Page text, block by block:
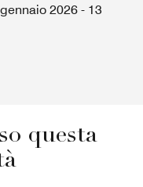
2026 - 13
questa